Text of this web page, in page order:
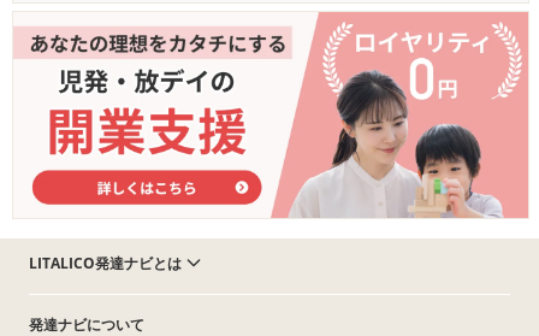
LITALICO発達ナビとは
発達ナビについて